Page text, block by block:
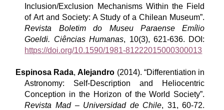
Inclusion/Exclusion Mechanisms Within the Field
of Art and Society: A Study of a Chilean Museum”.
Revista Boletim do Museu Paraense Emílio
Goeldi. Ciências Humanas, 10(3), 621-636. DOI:
https://doi.org/10.1590/1981-81222015000300013
Espinosa Rada,Alejandro (2014). “Differentiation in
Astronomy: Self-Description and Heliocentric
Conception in the Horizon of the World Society”.
Revista Mad – Universidad de Chile, 31, 60-72.